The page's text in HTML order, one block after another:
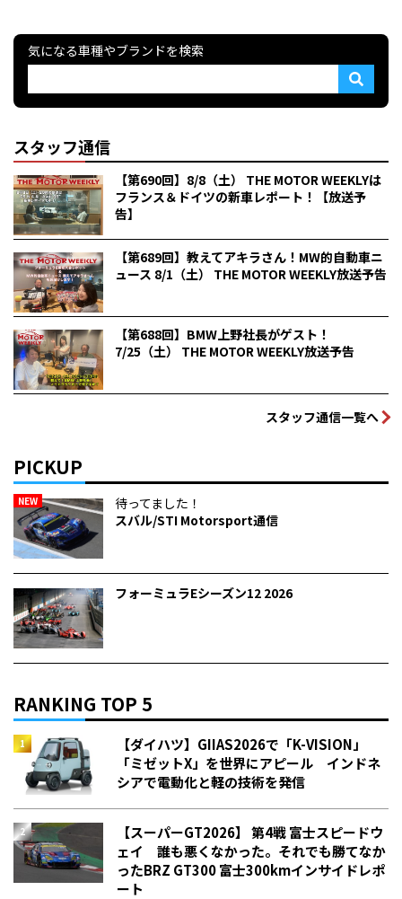
気になる車種やブランドを検索
スタッフ通信
【第690回】8/8（土） THE MOTOR WEEKLYは
フランス＆ドイツの新車レポート！【放送予
告】
【第689回】教えてアキラさん！MW的自動車ニ
ュース 8/1（土） THE MOTOR WEEKLY放送予告
【第688回】BMW上野社長がゲスト！
7/25（土） THE MOTOR WEEKLY放送予告
スタッフ通信一覧へ
PICKUP
NEW
待ってました！
スバル/STI Motorsport通信
フォーミュラEシーズン12 2026
RANKING TOP 5
【ダイハツ】GIIAS2026で「K-VISION」
「ミゼットX」を世界にアピール インドネ
シアで電動化と軽の技術を発信
【スーパーGT2026】 第4戦 富士スピードウ
ェイ 誰も悪くなかった。それでも勝てなか
った――BRZ GT300 富士300kmインサイドレポ
ート